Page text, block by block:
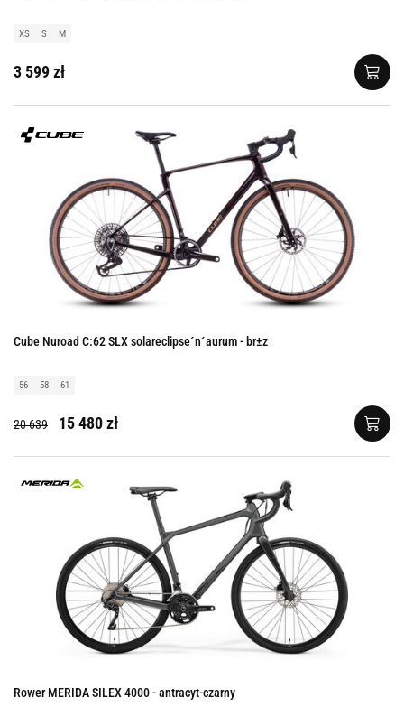
XS S M
3 599 zł
Cube Nuroad C:62 SLX solareclipse´n´aurum - br±z
56 58 61
20 639 15 480 zł
Rower MERIDA SILEX 4000 - antracyt-czarny